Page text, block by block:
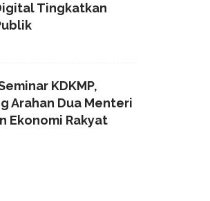
Tingkatkan
KDKMP,
Arahan Dua Menteri
Ekonomi Rakyat